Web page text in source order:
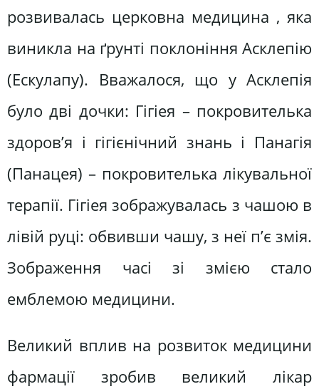
розвивалась церковна медицина , яка
виникла на ґрунті поклоніння Асклепію
(Ескулапу). Вважалося, що у Асклепія
було дві дочки: Гігіея – покровителька
здоров’я і гігієнічний знань і Панагія
(Панацея) – покровителька лікувальної
терапії. Гігіея зображувалась з чашою в
лівій руці: обвивши чашу, з неї п’є змія.
Зображення часі зі змією стало
емблемою медицини.
Великий вплив на розвиток медицини
фармації зробив великий лікар